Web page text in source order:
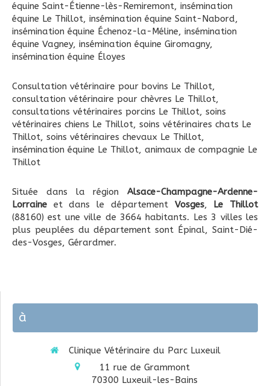
équine Saint-Étienne-lès-Remiremont, insémination
équine Le Thillot, insémination équine Saint-Nabord,
insémination équine Échenoz-la-Méline, insémination
équine Vagney, insémination équine Giromagny,
insémination équine Éloyes
Consultation vétérinaire pour bovins Le Thillot,
consultation vétérinaire pour chèvres Le Thillot,
consultations vétérinaires porcins Le Thillot, soins
vétérinaires chiens Le Thillot, soins vétérinaires chats Le
Thillot, soins vétérinaires chevaux Le Thillot,
insémination équine Le Thillot, animaux de compagnie Le
Thillot
Située dans la région Alsace-Champagne-Ardenne-
Lorraine et dans le département Vosges, Le Thillot
(88160) est une ville de 3664 habitants. Les 3 villes les
plus peuplées du département sont Épinal, Saint-Dié-
des-Vosges, Gérardmer.
à
Clinique Vétérinaire du Parc Luxeuil
11 rue de Grammont
70300 Luxeuil-les-Bains